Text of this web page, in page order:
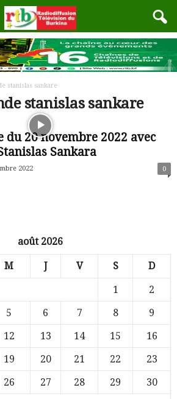
stanislas sankare
stanislas sankare
du 20 novembre 2022 avec
Sankara
2022 0
août 2026
M J V S D
1
2
5 6 7 8
9
12 13 14 15
16
19 20 21 22
23
26 27 28 29
30